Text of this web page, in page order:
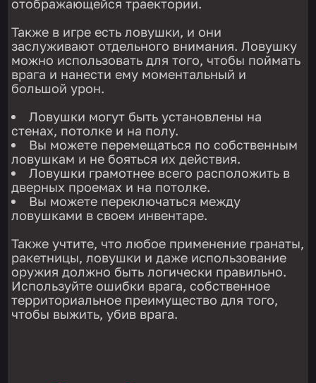
отображающейся траектории.
Также в игре есть ловушки, и они
заслуживают отдельного внимания. Ловушку
можно использовать для того, чтобы поймать
врага и нанести ему моментальный и
большой урон.
Ловушки могут быть установлены на
стенах, потолке и на полу.
Вы можете перемещаться по собственным
ловушкам и не бояться их действия.
Ловушки грамотнее всего расположить в
дверных проемах и на потолке.
Вы можете переключаться между
ловушками в своем инвентаре.
Также учтите, что любое применение гранаты,
ракетницы, ловушки и даже использование
оружия должно быть логически правильно.
Используйте ошибки врага, собственное
территориальное преимущество для того,
чтобы выжить, убив врага.